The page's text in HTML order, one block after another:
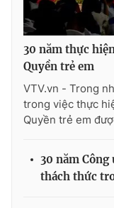
30 năm thực
Quyền trẻ em
VTV.vn - Trong
trong việc thực
Quyền trẻ em
30 năm
thách thức